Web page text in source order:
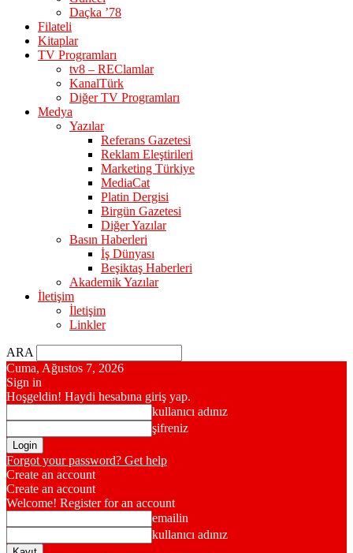
Daçka ’78
Filateli
Kitaplar
TV Programları
tv8 – REClamlar
KanalTürk
Diğer TV Programları
Medya
Yazılar
Referans Gazetesi
Reklam Eleştirileri
Marketing Türkiye
MediaCat
Platin Dergisi
Birgün Gazetesi
Diğer Yazılar
Basın Haberleri
İş Dünyası
Beşiktaş Haberleri
Akademik Yazılar
İletişim
İletişim
Linkler
ARA
Cuma, Ağustos 7, 2026
Sign in
Hoşgeldin! Haydi hesabına giriş yap.
kullanıcı adınız
şifreniz
Forgot your password? Get help
Create an account
Create an account
Welcome! Register for an account
emailin
kullanıcı adınız